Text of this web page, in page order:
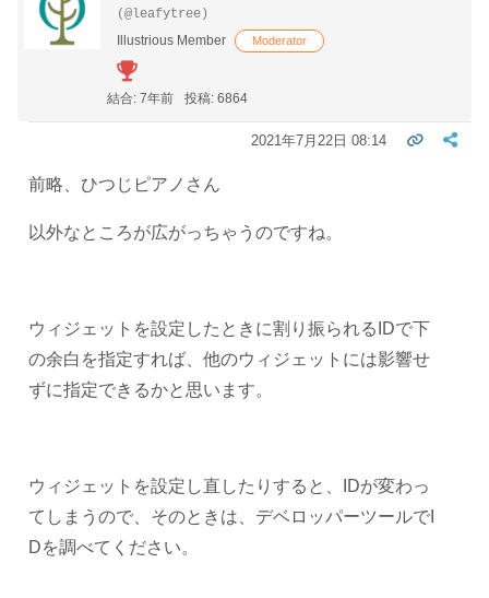
(@leafytree)
Illustrious Member
Moderator
結合: 7年前 投稿: 6864
2021年7月22日 08:14
前略、ひつじピアノさん
以外なところが広がっちゃうのですね。
ウィジェットを設定したときに割り振られるIDで下
の余白を指定すれば、他のウィジェットには影響せ
ずに指定できるかと思います。
ウィジェットを設定し直したりすると、IDが変わっ
てしまうので、そのときは、デベロッパーツールでI
Dを調べてください。